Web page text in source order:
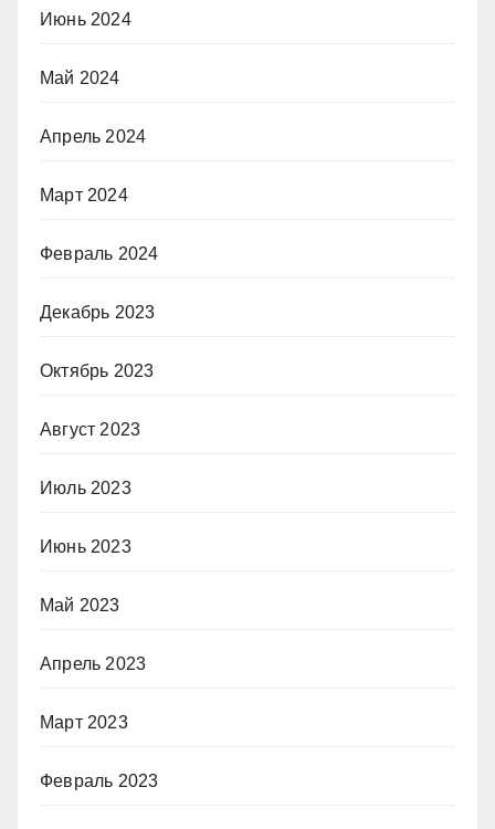
Июнь 2024
Май 2024
Апрель 2024
Март 2024
Февраль 2024
Декабрь 2023
Октябрь 2023
Август 2023
Июль 2023
Июнь 2023
Май 2023
Апрель 2023
Март 2023
Февраль 2023